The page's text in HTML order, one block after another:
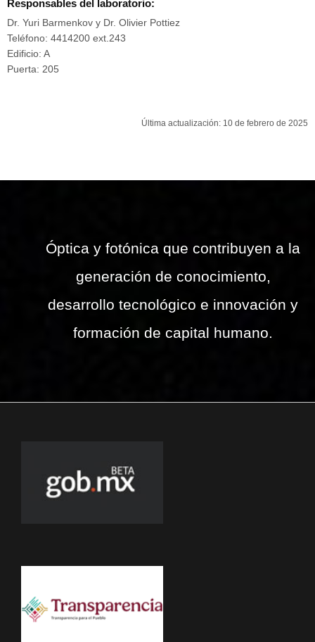
Responsables del laboratorio:
Dr. Yuri Barmenkov y Dr. Olivier Pottiez
Teléfono: 4414200 ext.243
Edificio: A
Puerta: 205
Última actualización: 10 de febrero de 2025
Óptica y fotónica que contribuyen a la
generación de conocimiento,
desarrollo tecnológico e innovación y
formación de capital humano.